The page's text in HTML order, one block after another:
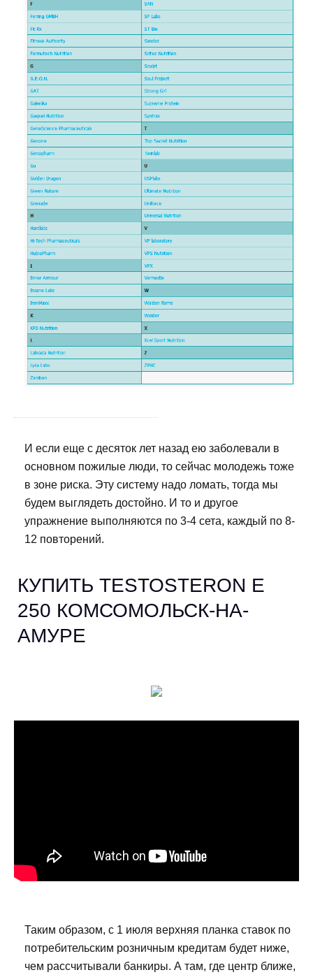
И если еще с десяток лет назад ею заболевали в
основном пожилые люди, то сейчас молодежь тоже
в зоне риска. Эту систему надо ломать, тогда мы
будем выглядеть достойно. И то и другое
упражнение выполняются по 3-4 сета, каждый по 8-
12 повторений.
КУПИТЬ TESTOSTERON E
250 КОМСОМОЛЬСК-НА-
АМУРЕ
Таким образом, с 1 июля верхняя планка ставок по
потребительским розничным кредитам будет ниже,
чем рассчитывали банкиры. А там, где центр ближе,